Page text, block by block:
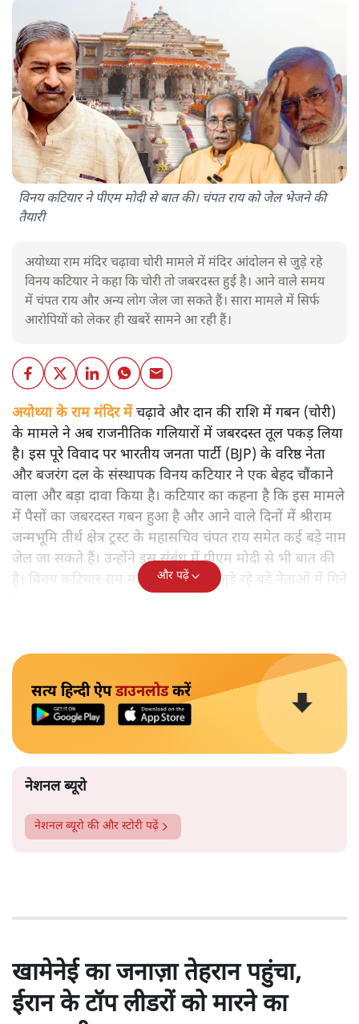
विनय कटियार ने पीएम मोदी से बात की। चंपत राय को जेल भेजने की
तैयारी
अयोध्या राम मंदिर चढ़ावा चोरी मामले में मंदिर आंदोलन से जुड़े रहे
विनय कटियार ने कहा कि चोरी तो जबरदस्त हुई है। आने वाले समय
में चंपत राय और अन्य लोग जेल जा सकते हैं। सारा मामले में सिर्फ
आरोपियों को लेकर ही खबरें सामने आ रही हैं।
अयोध्या के राम मंदिर मेंचढ़ावे और दान की राशि में गबन (चोरी)
के मामले ने अब राजनीतिक गलियारों में जबरदस्त तूल पकड़ लिया
है। इस पूरे विवाद पर भारतीय जनता पार्टी (BJP) के वरिष्ठ नेता
और बजरंग दल के संस्थापक विनय कटियार ने एक बेहद चौंकाने
वाला और बड़ा दावा किया है। कटियार का कहना है कि इस मामले
में पैसों का जबरदस्त गबन हुआ है और आने वाले दिनों में श्रीराम
जन्मभूमि तीर्थ क्षेत्र ट्रस्ट के महासचिव चंपत राय समेत कई बड़े नाम
जेल जा सकते हैं। उन्होंने इस संबंध में पीएम मोदी से भी बात की
है। विनय कटियार राम मंदिर आंदोलन से जुड़े रहे बड़े नेताओं में गिने
जाते हैं।
और पढ़ें
सत्य हिन्दी ऐपडाउनलोडकरें
नेशनल ब्यूरो
नेशनल ब्यूरो की और स्टोरी पढ़ें
खामेनेई का जनाज़ा तेहरान पहुंचा,
ईरान के टॉप लीडरों को मारने का